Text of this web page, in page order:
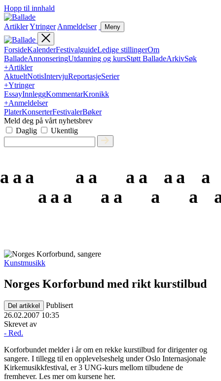
Hopp til innhald
ArtiklerYtringer Anmeldelser Meny
ForsideKalenderFestivalguideLedige stillingerOm
BalladeAnnonseringUtdanning og kursStøtt BalladeArkivSøk
+Artikler
AktueltNotisIntervjuReportasjeSerier
+Ytringer
EssayInnleggKommentarKronikk
+Anmeldelser
PlaterKonserterFestivalerBøker
Meld deg på vårt nyhetsbrev
Daglig
Ukentlig
a
a
Kunstmusikk
Norges Korforbund med rikt kurstilbud
Del artikkel
Publisert
26.02.2007 10:35
Skrevet av
- Red.
Korforbundet melder i år om en rekke kurstilbud for dirigenter og
sangere. I tillegg til en opplevelseshelg under Oslo Internasjonale
Kirkemusikkfestival, er 3 UNG-kurs mellom tilbudene de
fremhever. Les mer om kursene her.